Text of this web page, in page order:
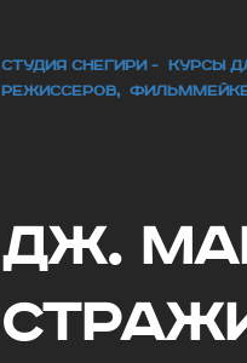
СТУДИЯ СНЕГИРИ - КУРСЫ
РЕЖИССЕРОВ,
Дж.